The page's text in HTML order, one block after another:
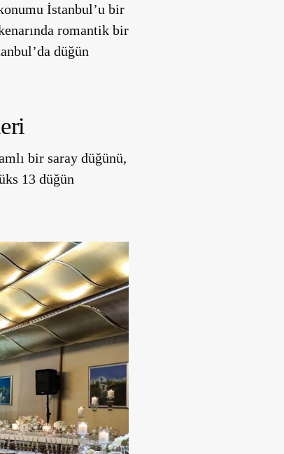
İstanbul’u bir
romantik bir
düğün
bir saray düğünü,
13 düğün